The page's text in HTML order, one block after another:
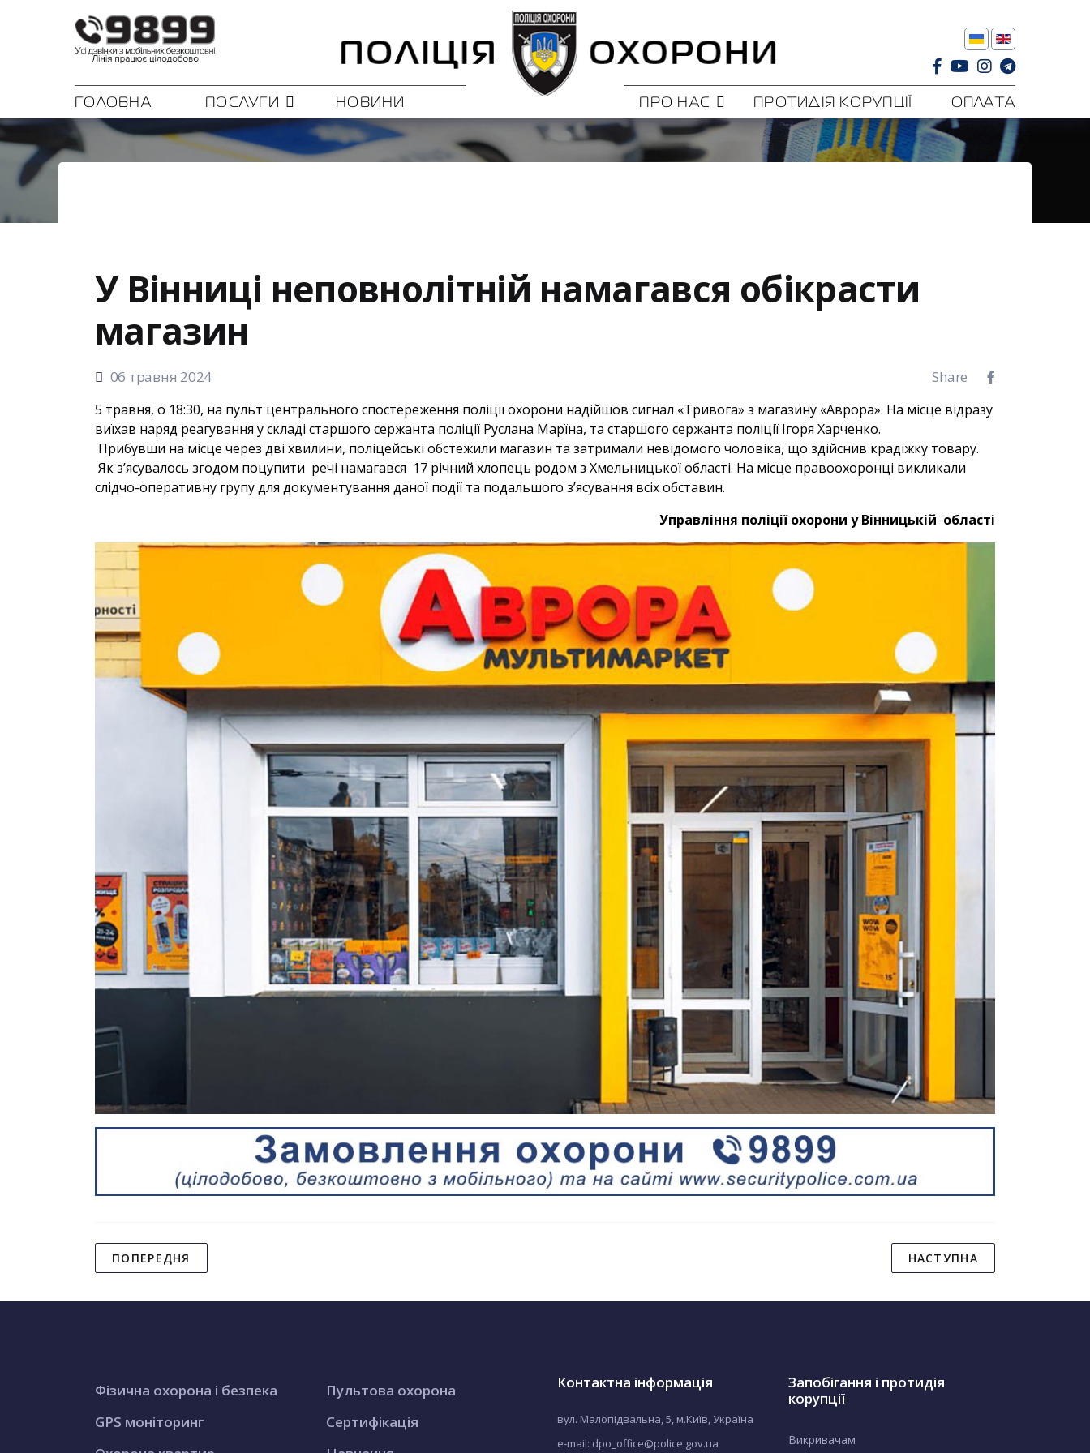
ГОЛОВНА ПОСЛУГИ НОВИНИ ПРО НАС ПРОТИДІЯ КОРУПЦІЇ ОПЛАТА
У Вінниці неповнолітній намагався обікрасти
магазин
06 травня 2024 Share
5 травня, о 18:30, на пульт центрального спостереження поліції охорони надійшов сигнал «Тривога» з магазину «Аврора». На місце відразу
виїхав наряд реагування у складі старшого сержанта поліції Руслана Марїна, та старшого сержанта поліції Ігоря Харченко.
Прибувши на місце через дві хвилини, поліцейські обстежили магазин та затримали невідомого чоловіка, що здійснив крадіжку товару.
Як з’ясувалось згодом поцупити речі намагався 17 річний хлопець родом з Хмельницької області. На місце правоохоронці викликали
слідчо-оперативну групу для документування даної події та подальшого з’ясування всіх обставин.
Управління поліції охорони у Вінницькій області
ПОПЕРЕДНЯ НАСТУПНА
Фізична охорона і безпека
GPS моніторинг
Пультова охорона
Сертифікація
Контактна інформація
вул. Малопідвальна, 5, м.Київ, Україна
e-mail: dpo_office@police.gov.ua
Запобігання і протидія
корупції
Викривачам